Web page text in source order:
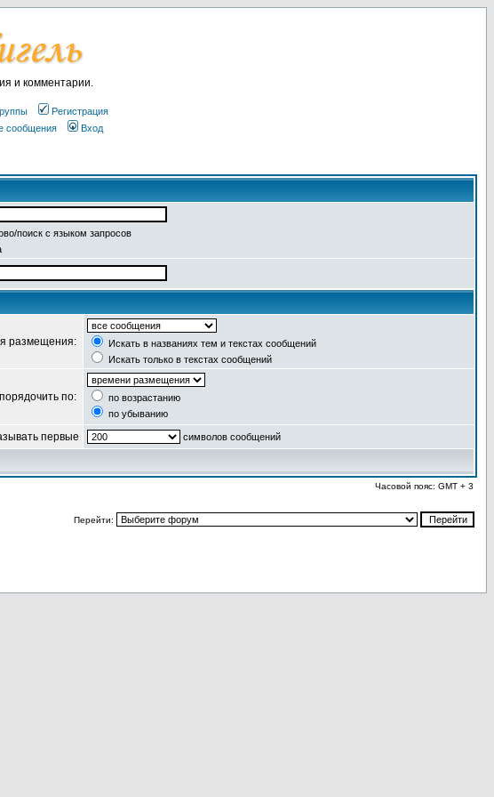
и комментарии.
Регистрация
сообщения Вход
поиск с языком запросов
размещения:
Искать в названиях тем и текстах сообщений
Искать только в текстах сообщений
по:
по возрастанию
по убыванию
первые символов сообщений
Часовой пояс: GMT + 3
Перейти: